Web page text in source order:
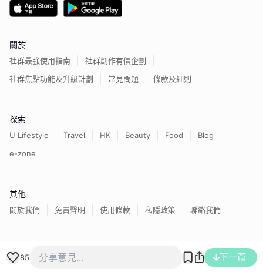
85 下一篇
關於
社群最強使用指南
社群創作有價企劃
社群焦點功能及升級計劃
常見問題 條款及細則
探索
U Lifestyle Travel HK Beauty Food
Blog
e-zone
其他
關於我們 免責聲明 使用條款 私隱政策 聯絡我們
香港經濟日報版權所有©